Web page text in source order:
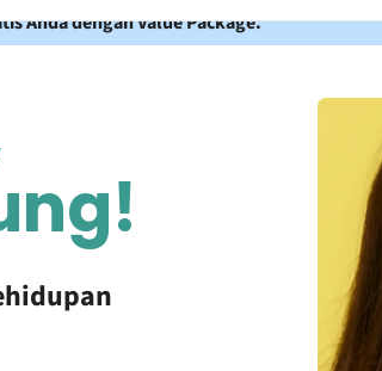
Anda dengan Value Package.